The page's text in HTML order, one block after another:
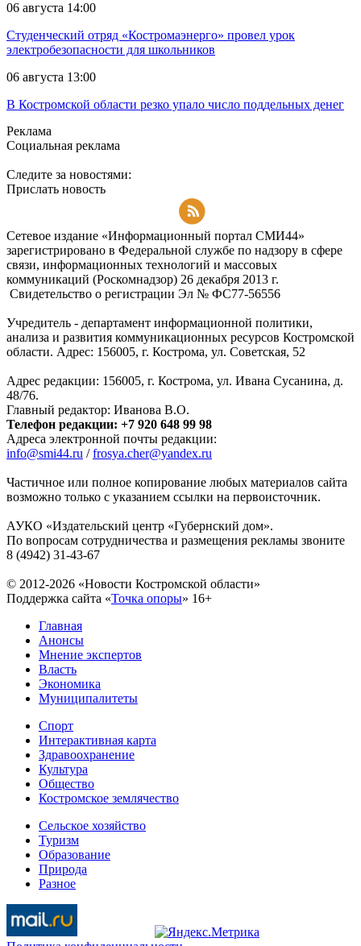
06 августа 14:00
Студенческий отряд «Костромаэнерго» провел урок
электробезопасности для школьников
06 августа 13:00
В Костромской области резко упало число поддельных денег
Реклама
Социальная реклама
Следите за новостями:
Прислать новость
Сетевое издание «Информационный портал СМИ44»
зарегистрировано в Федеральной службе по надзору в сфере
связи, информационных технологий и массовых
коммуникаций (Роскомнадзор) 26 декабря 2013 г.
Свидетельство о регистрации Эл № ФC77-56556
Учредитель - департамент информационной политики,
анализа и развития коммуникационных ресурсов Костромской
области. Адрес: 156005, г. Кострома, ул. Советская, 52
Адрес редакции: 156005, г. Кострома, ул. Ивана Сусанина, д.
48/76.
Главный редактор: Иванова В.О.
Телефон редакции: +7 920 648 99 98
Адреса электронной почты редакции:
info@smi44.ru /frosya.cher@yandex.ru
Частичное или полное копирование любых материалов сайта
возможно только с указанием ссылки на первоисточник.
АУКО «Издательский центр «Губернский дом».
По вопросам сотрудничества и размещения рекламы звоните
8 (4942) 31-43-67
© 2012-2026 «Новости Костромской области»
Поддержка сайта «Точка опоры» 16+
Главная
Анонсы
Мнение экспертов
Власть
Экономика
Муниципалитеты
Спорт
Интерактивная карта
Здравоохранение
Культура
Общество
Костромское землячество
Сельское хозяйство
Туризм
Образование
Природа
Разное